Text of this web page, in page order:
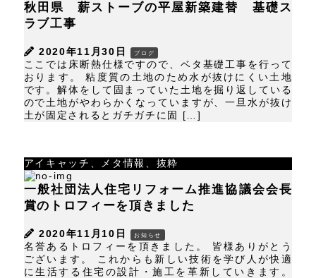
秋田県 薪ストーブの平屋新築建替 基礎ス
ラブ工事
2020年11月30日 ブログ
ここでは床断熱仕様ですので、ベタ基礎工事を行って
おります。 粘度質の土地のため水が抜けにくい土地
です。解体をして固まっていた土地を掘り返している
ので土地がやわらかくなっていますが、一旦水が抜け
土が固定されるとガチガチに固 […]
アイキャッチ、メタ情報、抜粋
一般社団法人住宅リフォーム推進協議会会長
賞のトロフィーを頂きました
2020年11月10日 お知らせ
名誉あるトロフィーを頂きました。 皆様ありがとう
ございます。 これからも新しい技術を学び人が快適
に生活する住宅の設計・施工を革新していきます。